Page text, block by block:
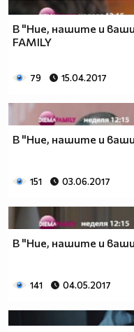
В "Ние, нашите и
FAMILY
79 15.04.2017
В "Ние, нашите и
151 03.06.2017
В "Ние, нашите и
141 04.05.2017